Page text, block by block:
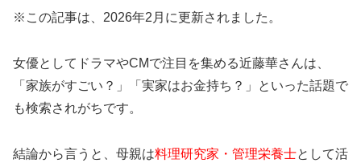
※この記事は、2026年2月に更新されました。
女優としてドラマやCMで注目を集める近藤華さんは、
「家族がすごい？」「実家はお金持ち？」といった話題で
も検索されがちです。
結論から言うと、母親は料理研究家・管理栄養士として活